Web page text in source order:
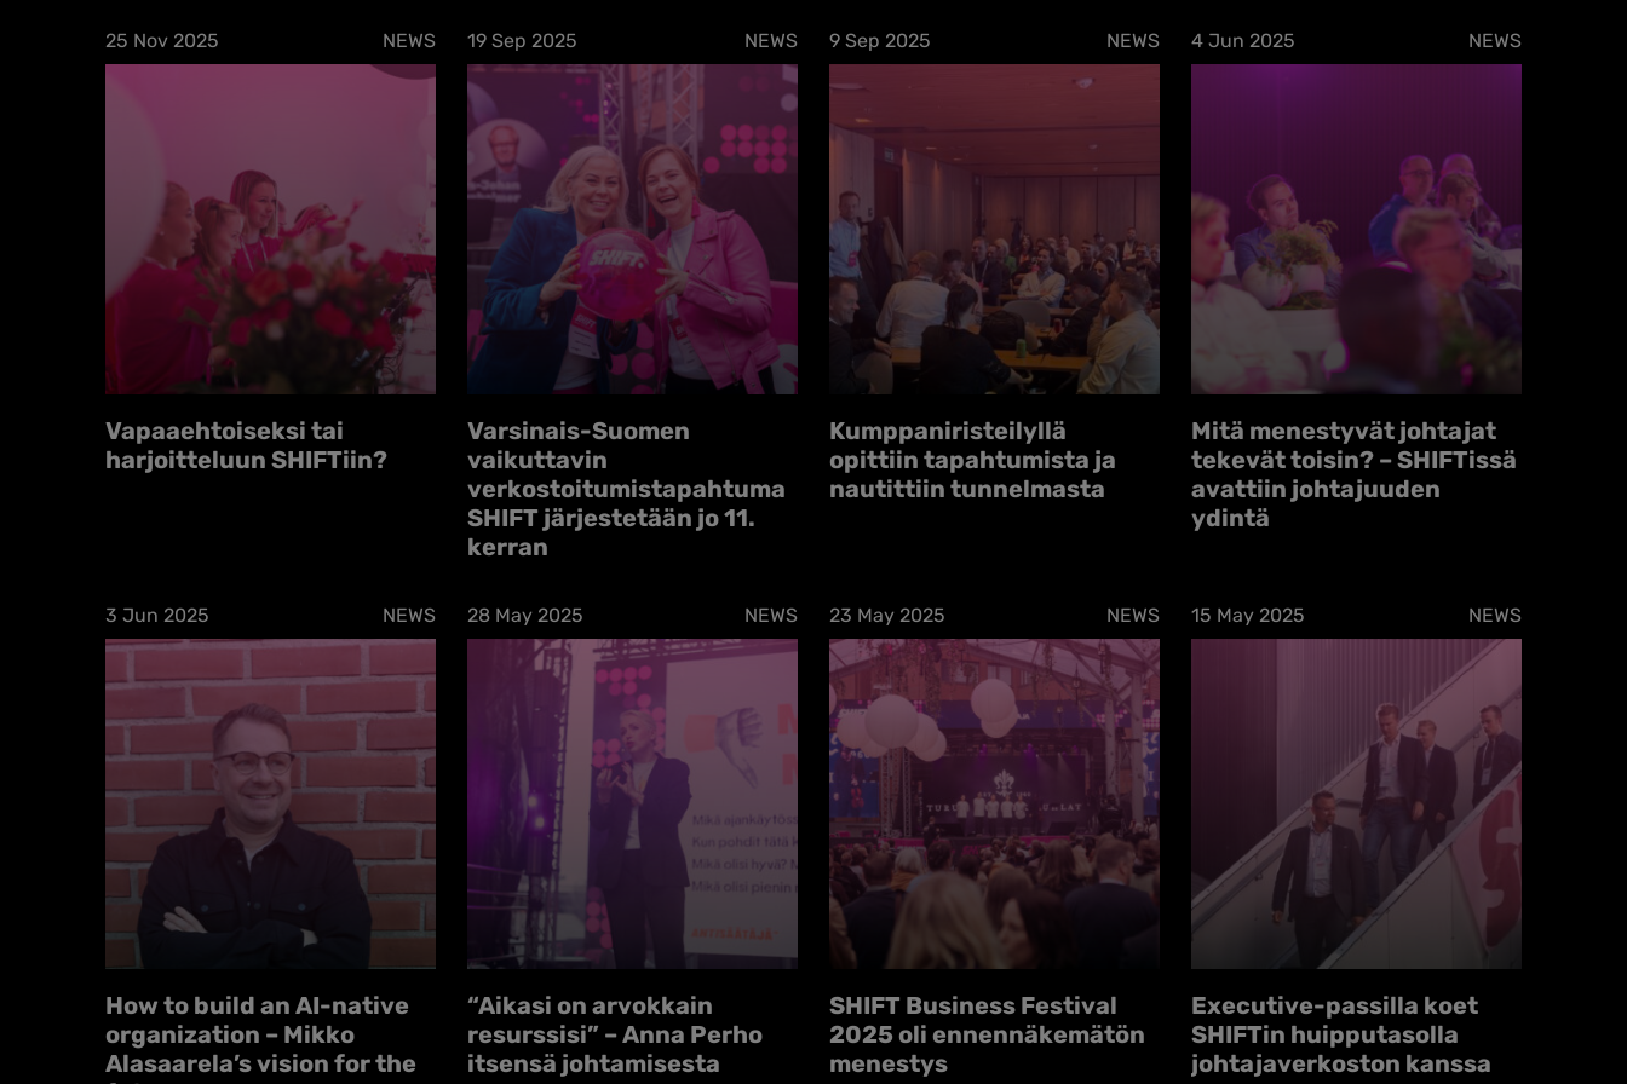
25 Nov 2025 NEWS
Vapaaehtoiseksi tai
harjoitteluun SHIFTiin?
19 Sep 2025 NEWS
Varsinais-Suomen
vaikuttavin
verkostoitumis­tapahtuma
SHIFT järjestetään jo 11.
kerran
9 Sep 2025 NEWS
Kumppani­risteilyllä
opittiin tapahtumista ja
nautittiin tunnelmasta
4 Jun 2025 NEWS
Mitä menestyvät johtajat
tekevät toisin? – SHIFTissä
avattiin johtajuuden
ydintä
3 Jun 2025 NEWS
How to build an AI-native
organization – Mikko
Alasaarela’s vision for the
28 May 2025 NEWS
“Aikasi on arvokkain
resurssisi” – Anna Perho
itsensä johtamisesta
23 May 2025 NEWS
SHIFT Business Festival
2025 oli ennennäkemätön
menestys
15 May 2025 NEWS
Executive-passilla koet
SHIFTin huipputasolla
johtajaverkoston kanssa